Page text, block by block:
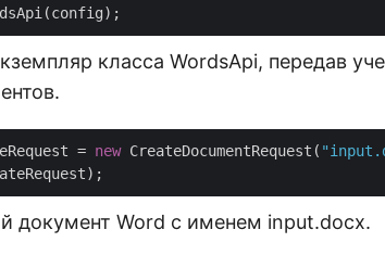
класса WordsApi, передав
= new CreateDocumentRequest(
документ Word с именем input.docx.